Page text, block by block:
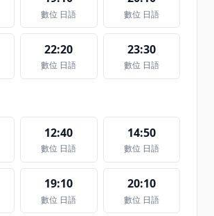
數位 日語 數位 日語
22:20
數位 日語
23:30
數位 日語
12:40
數位 日語
14:50
數位 日語
19:10
數位 日語
20:10
數位 日語